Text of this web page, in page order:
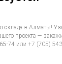
склада в Алматы!
проекта —
74 или +7 (705)